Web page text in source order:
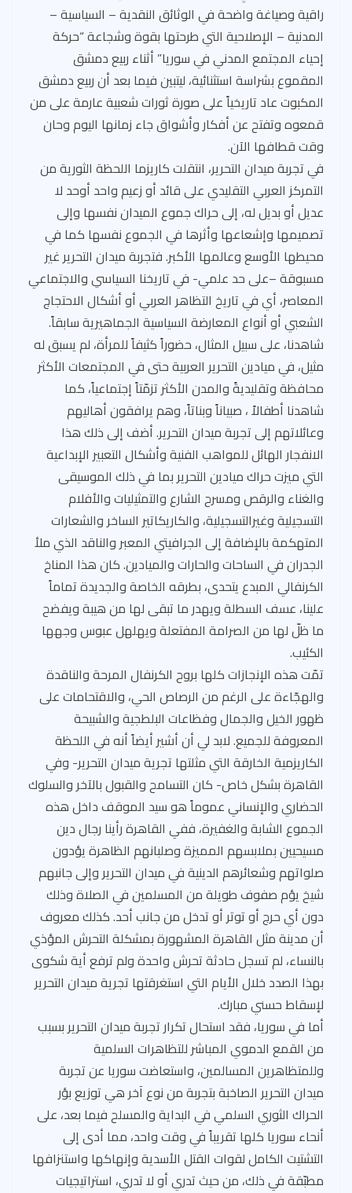
راقية وصياغة واضحة في الوثائق النقدية – السياسية –
المدنية – الإصلاحية التي طرحتها بقوة وشجاعة “حركة
إحياء المجتمع المدني في سوريا” أثناء ربيع دمشق
المقموع بشراسة استثنائية، ليتبين فيما بعد أن ربيع دمشق
المكبوت عاد تاريخياً على صورة ثورات شعبية عارمة على من
قمعوه وتفتح عن أفكار وأشواق جاء زمانها اليوم وحان
وقت قطافها الآن.
في تجربة ميدان التحرير، انتقلت كاريزما اللحظة الثورية من
التمركز العربي التقليدي على قائد أو زعيم واحد أوحد لا
عديل أو بديل له، إلى حراك جموع الميدان نفسها وإلى
تصميمها وإشعاعها وأثرها في الجموع نفسها كما في
محيطها الأوسع وعالمها الأكبر. فتجربة ميدان التحرير غير
مسبوقة –على حد علمي- في تاريخنا السياسي والاجتماعي
المعاصر، أي في تاريخ التظاهر العربي أو أشكال الاحتجاج
الشعبي أو أنواع المعارضة السياسية الجماهيرية سابقاً.
شاهدنا، على سبيل المثال، حضوراً كثيفاً للمرأة، لم يسبق له
مثيل، في ميادين التحرير العربية حتى في المجتمعات الأكثر
محافظة وتقليديةً والمدن الأكثر تزمّتاً إجتماعياً، كما
شاهدنا أطفالاً ، صبياناً وبناتاً، وهم يرافقون أهاليهم
وعائلاتهم إلى تجربة ميدان التحرير. أضف إلى ذلك هذا
الانفجار الهائل للمواهب الفنية وأشكال التعبير الإبداعية
التي ميزت حراك ميادين التحرير بما في ذلك الموسيقى
والغناء والرقص ومسرح الشارع والتمثيليات والأفلام
التسجيلية وغيرالتسجيلية، والكاريكاتير الساخر والشعارات
المتهكمة بالإضافة إلى الجرافيتي المعبر والناقد الذي ملأ
الجدران في الساحات والحارات والميادين. كان هذا المناخ
الكرنفالي المبدع يتحدى، بطرقه الخاصة والجديدة تماماً
علينا، عسف السطلة ويهدر ما تبقى لها من هيبة ويفضح
ما ظلّ لها من الصرامة المفتعلة ويهلهل عبوس وجهها
الكئيب.
تمّت هذه الإنجازات كلها بروح الكرنفال المرحة والناقدة
والهجّاءة على الرغم من الرصاص الحي، والاقتحامات على
ظهور الخيل والجمال وفظاعات البلطجية والشبيحة
المعروفة للجميع. لابد لي أن أشير أيضاً أنه في اللحظة
الكاريزمية الخارقة التي مثلتها تجرية ميدان التحرير- وفي
القاهرة بشكل خاص- كان التسامح والقبول بالآخر والسلوك
الحضاري والإنساني عموماً هو سيد الموقف داخل هذه
الجموع الشابة والغفيرة، ففي القاهرة رأينا رجال دين
مسيحيين بملابسهم المميزة وصلبانهم الظاهرة يؤدون
صلواتهم وشعائرهم الدينية في ميدان التحرير وإلى جانبهم
شيخ يؤم صفوف طويلة من المسلمين في الصلاة وذلك
دون أي حرج أو توتر أو تدخل من جانب أحد. كذلك معروف
أن مدينة مثل القاهرة المشهورة بمشكلة التحرش المؤذي
بالنساء، لم تسجل حادثة تحرش واحدة ولم ترفع أية شكوى
بهذا الصدد خلال الأيام التي استغرقتها تجرية ميدان التحرير
لإسقاط حسني مبارك.
أما في سوريا، فقد استحال تكرار تجربة ميدان التحرير بسبب
من القمع الدموي المباشر للتظاهرات السلمية
وللمتظاهرين المسالمين، واستعاضت سوريا عن تجربة
ميدان التحرير الصاخبة بتجربة من نوع آخر هي توزيع بؤر
الحراك الثوري السلمي في البداية والمسلح فيما بعد، على
أنحاء سوريا كلها تقريباً في وقت واحد، مما أدى إلى
التشتيت الكامل لقوات القتل الأسدية وإنهاكها واستنزافها
مطبّقة في ذلك، من حيث تدري أو لا تدري، استراتيجيات